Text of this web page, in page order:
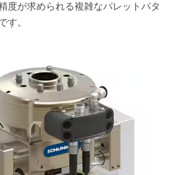
度が求められる複雑なパレットパタ
す。